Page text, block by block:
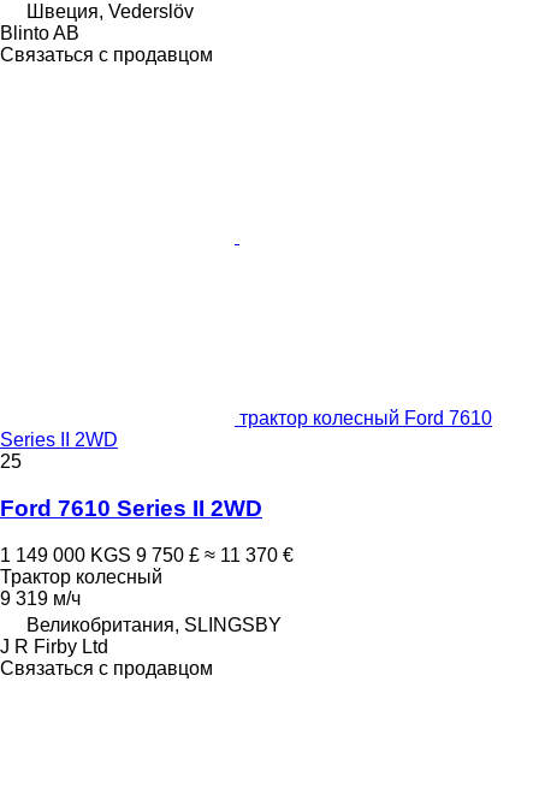
Швеция, Vederslöv
Blinto AB
Связаться с продавцом
трактор колесный Ford 7610
Series II 2WD
25
Ford 7610 Series II 2WD
1 149 000 KGS 9 750 £ ≈ 11 370 €
Трактор колесный
9 319 м/ч
Великобритания, SLINGSBY
J R Firby Ltd
Связаться с продавцом